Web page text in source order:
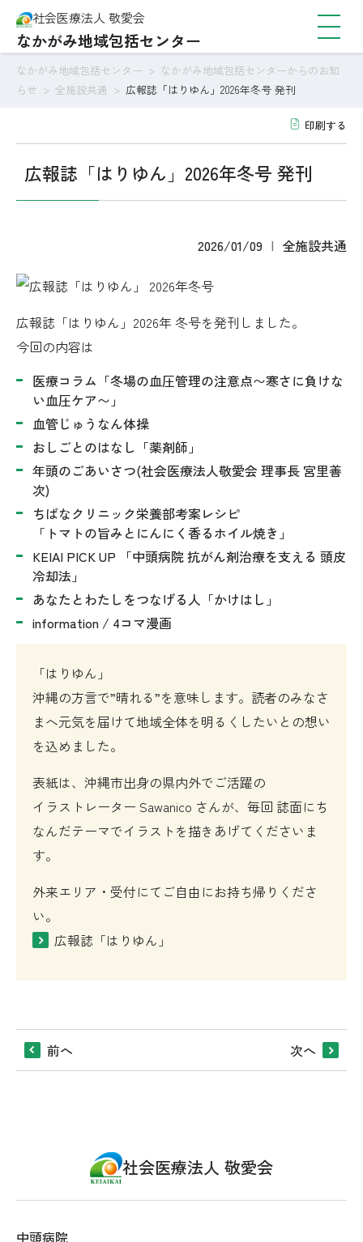
社会医療法人 敬愛会
なかがみ地域包括センター
なかがみ地域包括センター > なかがみ地域包括センターからのお知
らせ > 全施設共通 > 広報誌「はりゆん」2026年冬号 発刊
印刷する
広報誌「はりゆん」2026年冬号 発刊
2026/01/09 全施設共通
広報誌「はりゆん」2026年 冬号を発刊しました。
今回の内容は
医療コラム「冬場の血圧管理の注意点〜寒さに負けな
い血圧ケア〜」
血管じゅうなん体操
おしごとのはなし「薬剤師」
年頭のごあいさつ(社会医療法人敬愛会 理事長 宮里善
次)
ちばなクリニック栄養部考案レシピ
「トマトの旨みとにんにく香るホイル焼き」
KEIAI PICK UP 「中頭病院 抗がん剤治療を支える 頭皮
冷却法」
あなたとわたしをつなげる人「かけはし」
information / 4コマ漫画
「はりゆん」
沖縄の方言で”晴れる”を意味します。読者のみなさ
まへ元気を届けて地域全体を明るくしたいとの想い
を込めました。
表紙は、沖縄市出身の県内外でご活躍の
イラストレーター Sawanico さんが、毎回 誌面にち
なんだテーマでイラストを描きあげてくださいま
す。
外来エリア・受付にてご自由にお持ち帰りくださ
い。
広報誌「はりゆん」
前へ 次へ
社会医療法人 敬愛会
中頭病院